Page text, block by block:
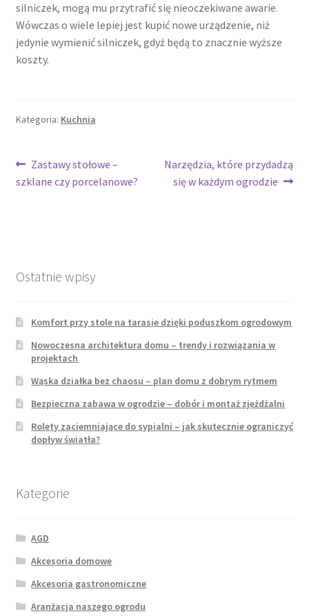
silniczek, mogą mu przytrafić się nieoczekiwane awarie.
Wówczas o wiele lepiej jest kupić nowe urządzenie, niż
jedynie wymienić silniczek, gdyż będą to znacznie wyższe
koszty.
Kategoria: Kuchnia
Nawigacja
wpisu
Poprzedni
wpis:
Zastawy stołowe –
szklane czy porcelanowe?
Następny
wpis:
Narzędzia, które przydadzą
się w każdym ogrodzie
Ostatnie wpisy
Komfort przy stole na tarasie dzięki poduszkom ogrodowym
Nowoczesna architektura domu – trendy i rozwiązania w
projektach
Wąska działka bez chaosu – plan domu z dobrym rytmem
Bezpieczna zabawa w ogrodzie – dobór i montaż zjeżdżalni
Rolety zaciemniające do sypialni – jak skutecznie ograniczyć
dopływ światła?
Kategorie
AGD
Akcesoria domowe
Akcesoria gastronomiczne
Aranżacja naszego ogrodu